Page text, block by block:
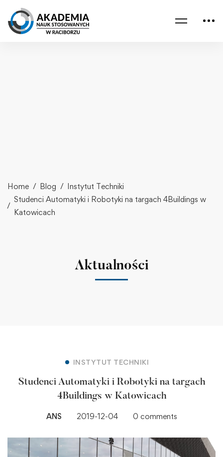
Home Blog
Instytut Techniki
Studenci Automatyki i Robotyki na targach 4Buildings w
Katowicach
Aktualności
INSTYTUT TECHNIKI
Studenci Automatyki i Robotyki na targach
4Buildings w Katowicach
ANS 2019-12-04 0 comments